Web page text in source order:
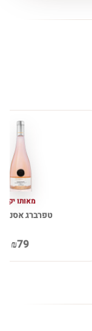
מאותו יקב
טפרברג אסנס
₪79